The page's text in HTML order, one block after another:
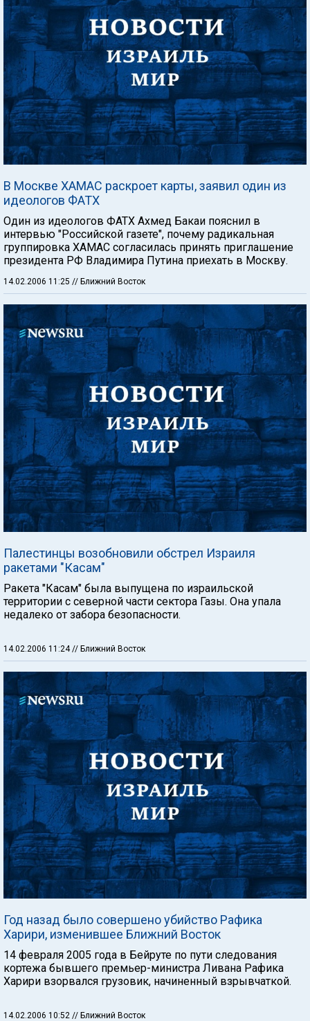
В Москве ХАМАС раскроет карты, заявил один из
идеологов ФАТХ
Один из идеологов ФАТХ Ахмед Бакаи пояснил в
интервью "Российской газете", почему радикальная
группировка ХАМАС согласилась принять приглашение
президента РФ Владимира Путина приехать в Москву.
14.02.2006 11:25 // Ближний Восток
Палестинцы возобновили обстрел Израиля
ракетами "Касам"
Ракета "Касам" была выпущена по израильской
территории с северной части сектора Газы. Она упала
недалеко от забора безопасности.
14.02.2006 11:24 // Ближний Восток
Год назад было совершено убийство Рафика
Харири, изменившее Ближний Восток
14 февраля 2005 года в Бейруте по пути следования
кортежа бывшего премьер-министра Ливана Рафика
Харири взорвался грузовик, начиненный взрывчаткой.
14.02.2006 10:52 // Ближний Восток